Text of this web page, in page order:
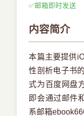
✅邮箱即时发送
内容简介
本篇主要提供
性剖析电子书
式为百度网盘
即会通过邮件
系邮箱